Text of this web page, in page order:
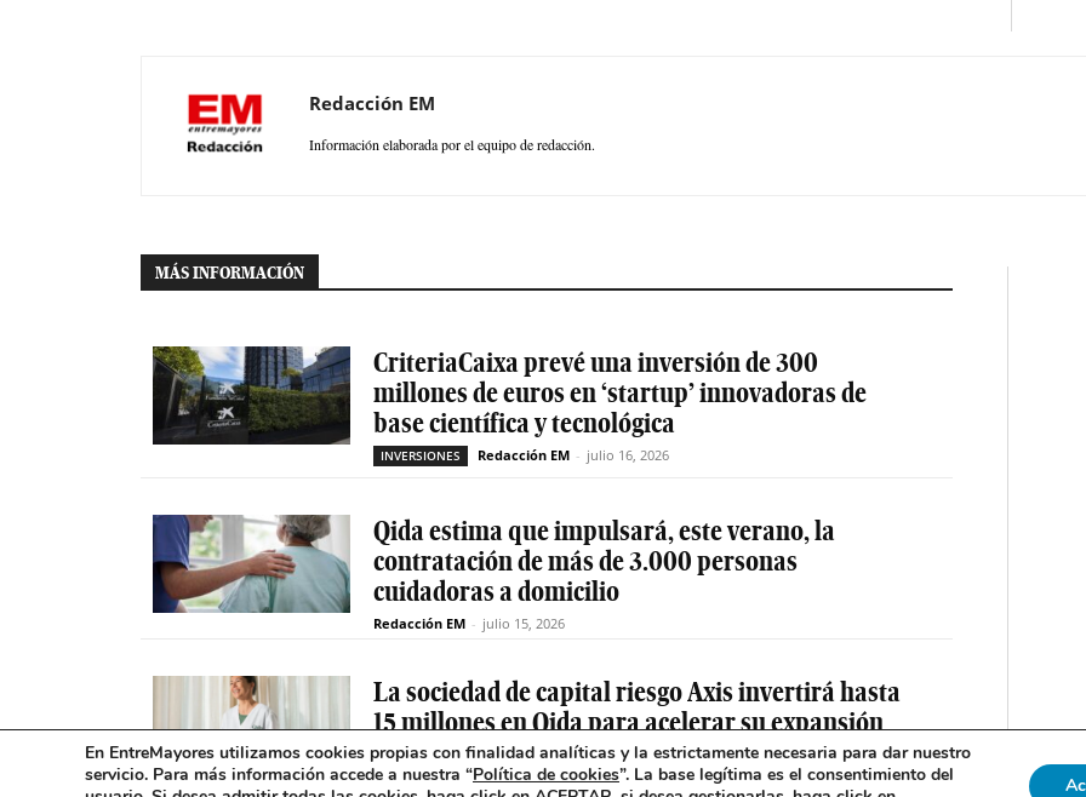
Redacción EM
Información elaborada por el equipo de redacción.
MÁS INFORMACIÓN
CriteriaCaixa prevé una inversión de 300
millones de euros en ‘startup’ innovadoras de
base científica y tecnológica
INVERSIONES Redacción EM - julio 16, 2026
Qida estima que impulsará, este verano, la
contratación de más de 3.000 personas
cuidadoras a domicilio
Redacción EM - julio 15, 2026
La sociedad de capital riesgo Axis invertirá hasta
15 millones en Qida para acelerar su expansión
INVERSIONES Redacción EM - julio 14, 2026
En EntreMayores utilizamos cookies propias con finalidad analíticas y la estrictamente necesaria para dar nuestro
servicio. Para más información accede a nuestra “Política de cookies”. La base legítima es el consentimiento del